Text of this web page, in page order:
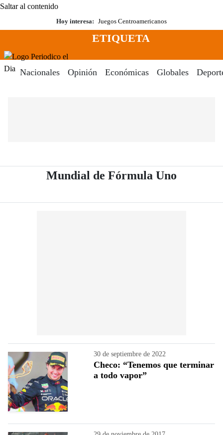
Saltar al contenido
Hoy interesa: Juegos Centroamericanos
Menú
ETIQUETA
Nacionales Opinión Económicas Globales
Mundial de Fórmula Uno
30 de septiembre de 2022
Checo: “Tenemos que terminar
a todo vapor”